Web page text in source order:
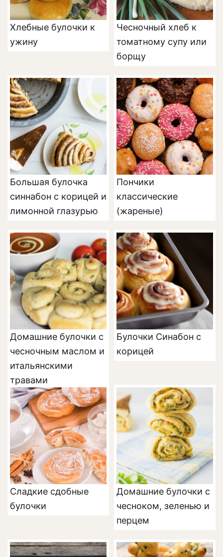
Хлебные булочки к
ужину
Чесночный хлеб к
томатному супу или
борщу
Большая булочка
синнабон с корицей и
лимонной глазурью
Пончики
классические
(жареные)
Домашние булочки с
чесночным маслом и
итальянскими
травами
Булочки Синабон с
корицей
Сладкие сдобные
булочки
Домашние булочки с
чесноком, зеленью и
перцем